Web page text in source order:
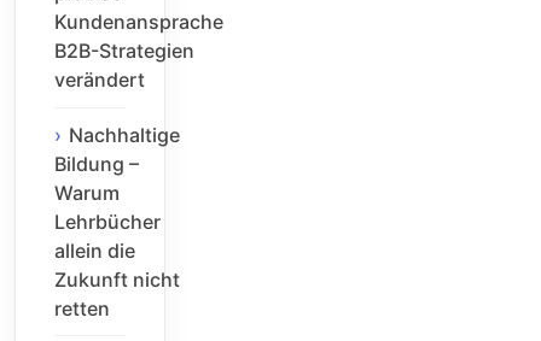
Kundenansprache
B2B-Strategien
verändert
Nachhaltige
Bildung –
Warum
Lehrbücher
allein die
Zukunft nicht
retten